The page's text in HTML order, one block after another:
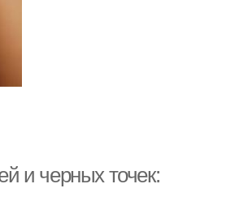
и черных точек: